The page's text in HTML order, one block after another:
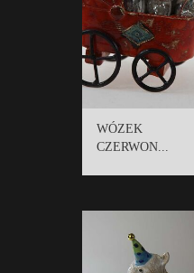
WÓZEK
CZERWON...